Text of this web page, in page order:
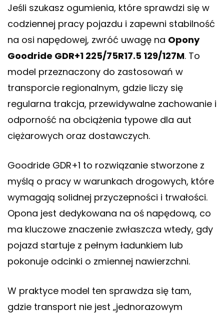
Jeśli szukasz ogumienia, które sprawdzi się w
codziennej pracy pojazdu i zapewni stabilność
na osi napędowej, zwróć uwagę na Opony
Goodride GDR+1 225/75R17.5 129/127M. To
model przeznaczony do zastosowań w
transporcie regionalnym, gdzie liczy się
regularna trakcja, przewidywalne zachowanie i
odporność na obciążenia typowe dla aut
ciężarowych oraz dostawczych.
Goodride GDR+1 to rozwiązanie stworzone z
myślą o pracy w warunkach drogowych, które
wymagają solidnej przyczepności i trwałości.
Opona jest dedykowana na oś napędową, co
ma kluczowe znaczenie zwłaszcza wtedy, gdy
pojazd startuje z pełnym ładunkiem lub
pokonuje odcinki o zmiennej nawierzchni.
W praktyce model ten sprawdza się tam,
gdzie transport nie jest „jednorazowym